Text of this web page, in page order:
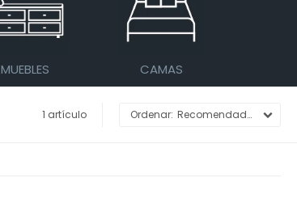
MUEBLES CAMAS
1 artículo Recomendados